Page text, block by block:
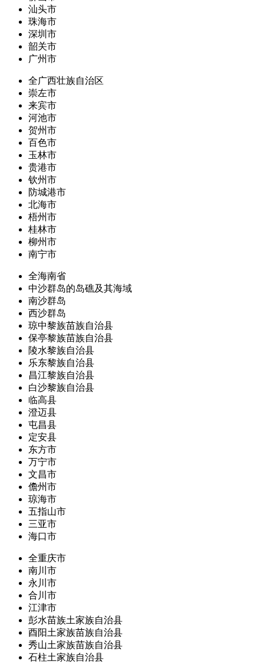
汕头市
珠海市
深圳市
韶关市
广州市
全广西壮族自治区
崇左市
来宾市
河池市
贺州市
百色市
玉林市
贵港市
钦州市
防城港市
北海市
梧州市
桂林市
柳州市
南宁市
全海南省
中沙群岛的岛礁及其海域
南沙群岛
西沙群岛
琼中黎族苗族自治县
保亭黎族苗族自治县
陵水黎族自治县
乐东黎族自治县
昌江黎族自治县
白沙黎族自治县
临高县
澄迈县
屯昌县
定安县
东方市
万宁市
文昌市
儋州市
琼海市
五指山市
三亚市
海口市
全重庆市
南川市
永川市
合川市
江津市
彭水苗族土家族自治县
酉阳土家族苗族自治县
秀山土家族苗族自治县
石柱土家族自治县